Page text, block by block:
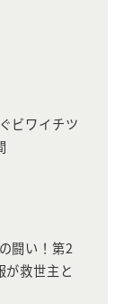
ビワイチツ
闘い！第2
が救世主と